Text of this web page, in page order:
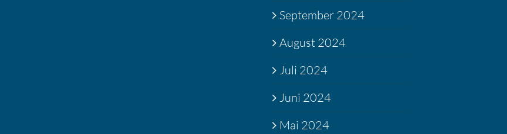
September 2024
August 2024
Juli 2024
Juni 2024
Mai 2024